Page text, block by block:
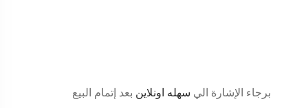
برجاء الإشارة الي سهله اونلاين بعد إتمام البيع